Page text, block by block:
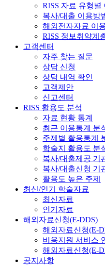
RISS 자료 유형별
복사/대출 이용방
해외전자자료 이
RISS 정보취약계
고객센터
자주 찾는 질문
상담 신청
상담 내역 확인
고객제안
신고센터
RISS 활용도 분석
자료 현황 통계
최근 이용통계 분
주제별 활용통계
학술지 활용도 분
복사/대출제공 기
복사/대출신청 기
활용도 높은 주제
최신/인기 학술자료
최신자료
인기자료
해외자료신청(E-DDS)
해외자료신청(E-
비용지원 서비스
해외자료신청(E-
공지사항